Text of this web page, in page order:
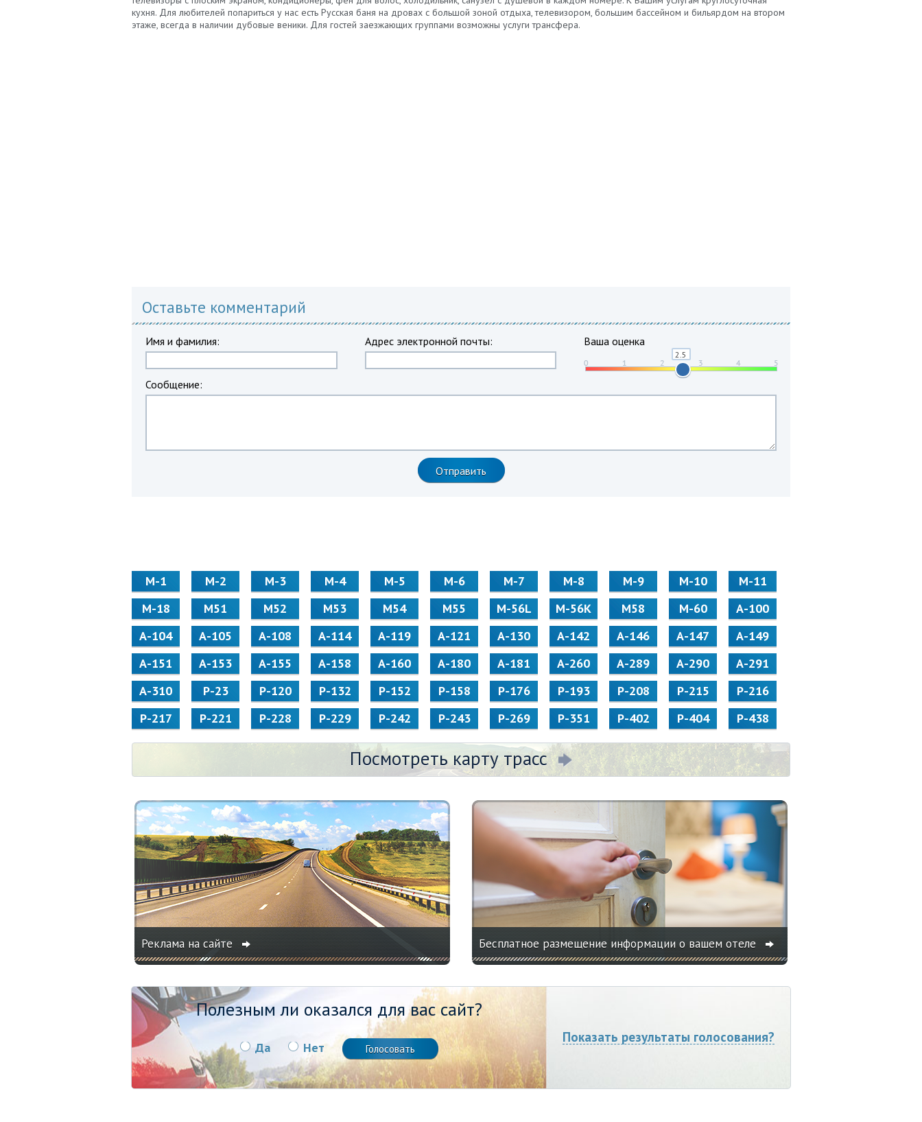
кухня. Для любителей попариться у нас есть Русская баня на дровах с большой зоной отдыха, телевизором, большим бассейном и бильярдом на втором
этаже, всегда в наличии дубовые веники. Для гостей заезжающих группами возможны услуги трансфера.
Оставьте комментарий
Имя и фамилия: Адрес электронной почты: Ваша оценка
Сообщение:
М-1 М-2 М-3 М-4 М-5 М-6 М-7 М-8 М-9 М-10
М-11
М-18
М51 М52 М53 М54 М55 M-56L M-56K М58 M-60
А-100
А-104
А-105 А-108 А-114 А-119 А-121 А-130 А-142 А-146 А-147
А-149
А-151
А-153 А-155 А-158 А-160 А-180 А-181 А-260 А-289 А-290
А-291
А-310
Р-23 Р-120 Р-132 Р-152 Р-158 Р-176 Р-193 Р-208 Р-215
Р-216
Р-217
Р-221 Р-228 Р-229 Р-242 Р-243 Р-269 Р-351 Р-402 Р-404 Р-438
Посмотреть карту трасс
Реклама на сайте Бесплатное размещение информации о вашем отеле
Полезным ли оказался для вас сайт?
Да Нет
Показать результаты голосования?